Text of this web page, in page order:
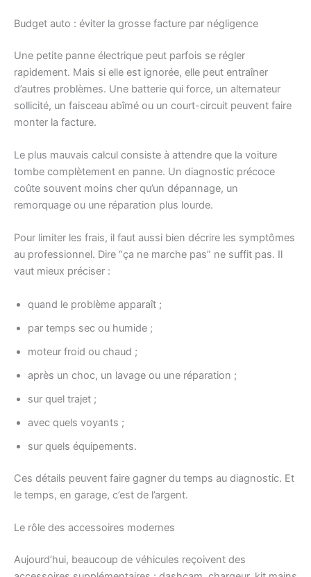
Budget auto : éviter la grosse facture par négligence
Une petite panne électrique peut parfois se régler
rapidement. Mais si elle est ignorée, elle peut entraîner
d’autres problèmes. Une batterie qui force, un alternateur
sollicité, un faisceau abîmé ou un court-circuit peuvent faire
monter la facture.
Le plus mauvais calcul consiste à attendre que la voiture
tombe complètement en panne. Un diagnostic précoce
coûte souvent moins cher qu’un dépannage, un
remorquage ou une réparation plus lourde.
Pour limiter les frais, il faut aussi bien décrire les symptômes
au professionnel. Dire “ça ne marche pas” ne suffit pas. Il
vaut mieux préciser :
quand le problème apparaît ;
par temps sec ou humide ;
moteur froid ou chaud ;
après un choc, un lavage ou une réparation ;
sur quel trajet ;
avec quels voyants ;
sur quels équipements.
Ces détails peuvent faire gagner du temps au diagnostic. Et
le temps, en garage, c’est de l’argent.
Le rôle des accessoires modernes
Aujourd’hui, beaucoup de véhicules reçoivent des